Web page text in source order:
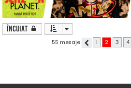
Încuiat
55 mesaje Anterior
1 2 3 4